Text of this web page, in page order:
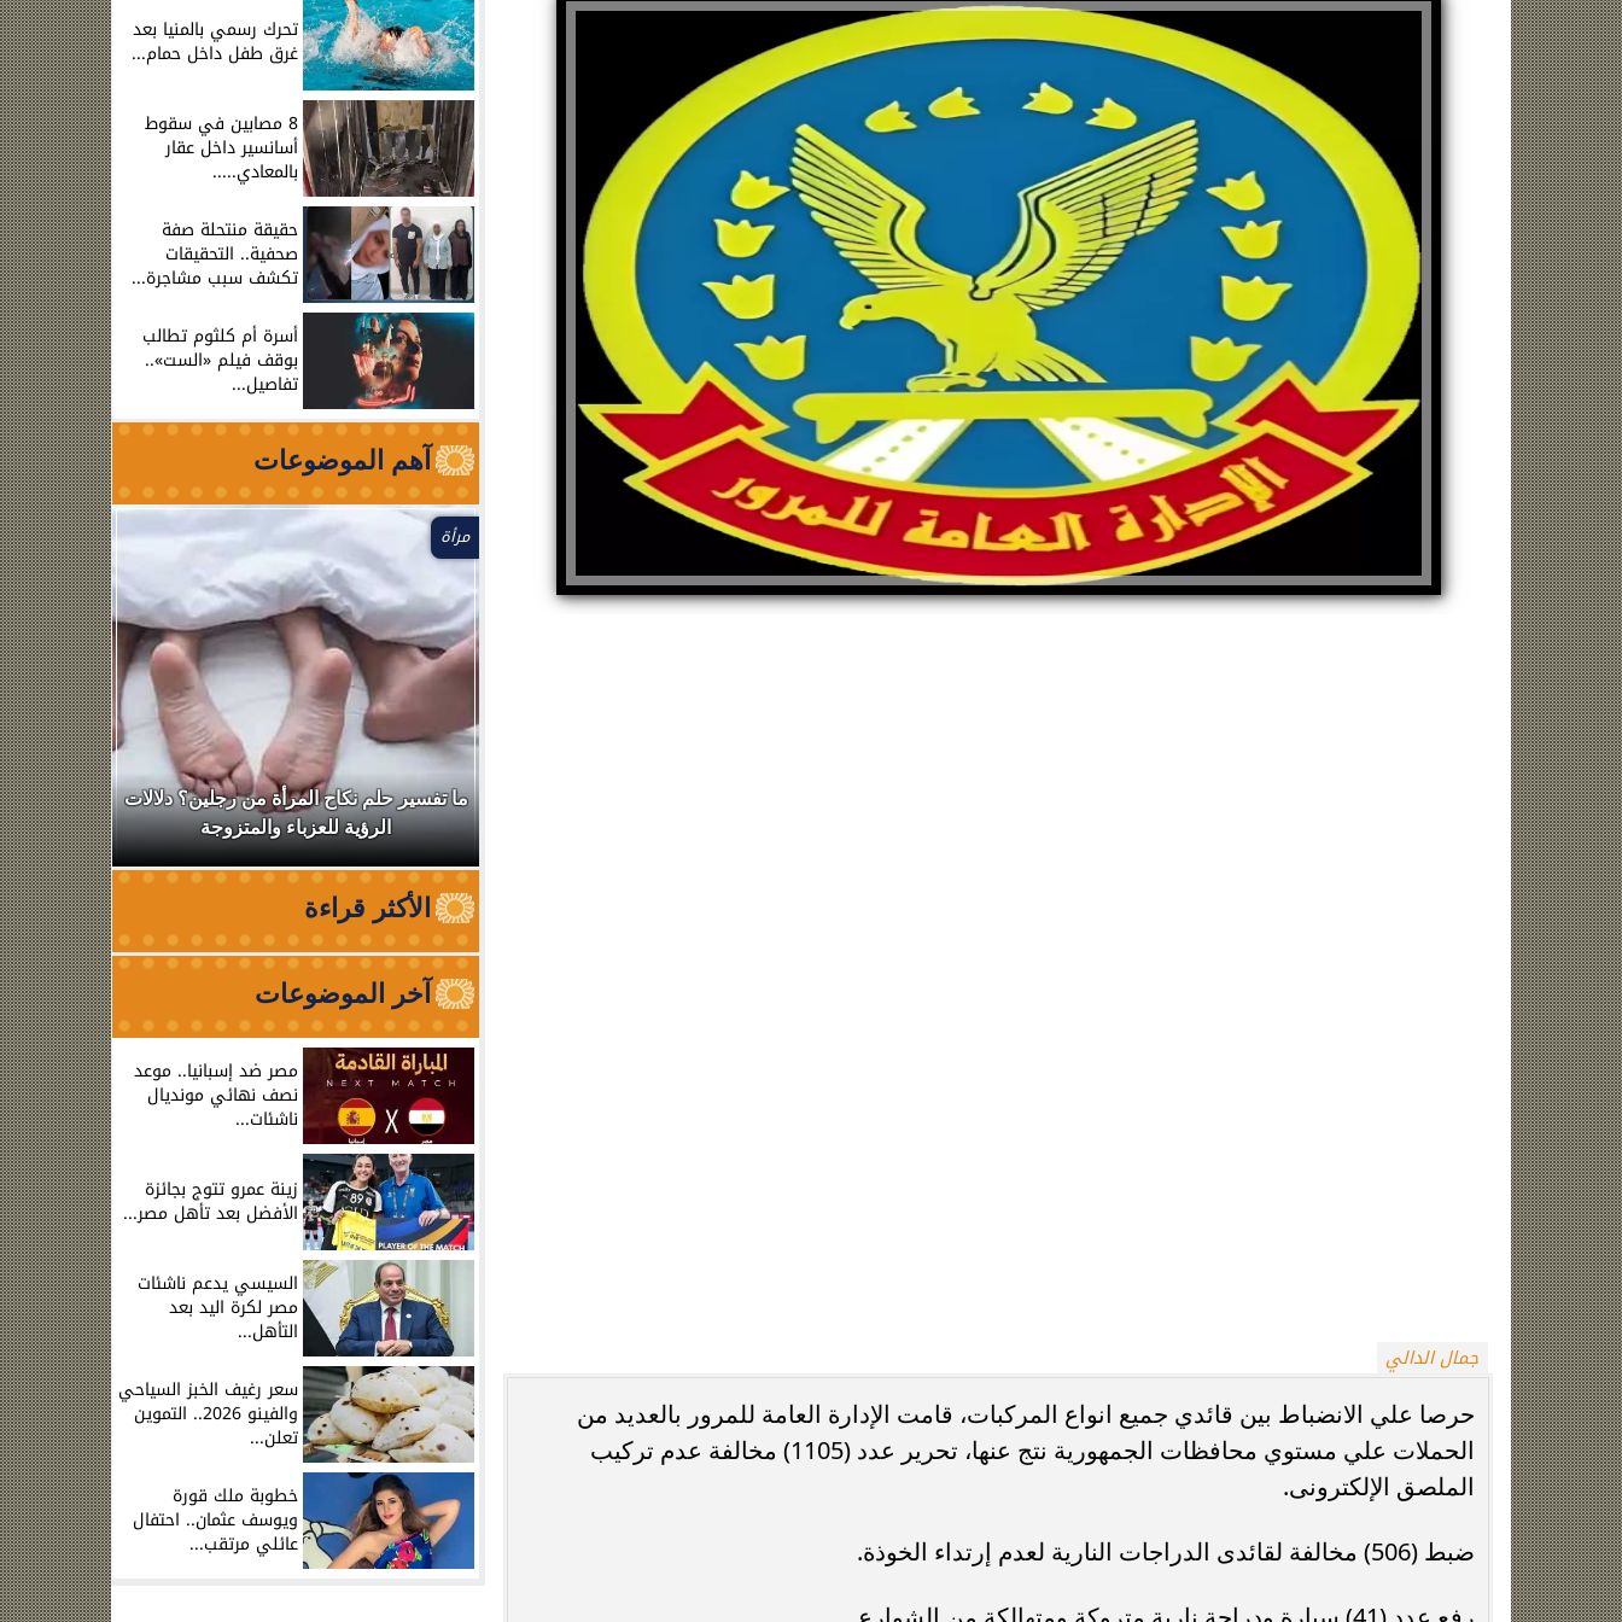
جمال الدالي
حرصا علي الانضباط بين قائدي جميع انواع المركبات، قامت الإدارة العامة للمرور بالعديد من
الحملات علي مستوي محافظات الجمهورية نتج عنها، تحرير عدد (1105) مخالفة عدم تركيب
الملصق الإلكترونى.
ضبط (506) مخالفة لقائدى الدراجات النارية لعدم إرتداء الخوذة.
تحرك رسمي بالمنيا بعد
غرق طفل داخل حمام...
8 مصابين في سقوط
أسانسير داخل عقار
بالمعادي.....
حقيقة منتحلة صفة
صحفية.. التحقيقات
تكشف سبب مشاجرة...
أسرة أم كلثوم تطالب
بوقف فيلم «الست»..
تفاصيل...
آهم الموضوعات
زينة عمرو تتوج بجائزة الأفضل بعد تأهل مصر
التاريخي لنصف نهائي مونديال...
مرأة
ما تفسير حلم نكاح المرأة من رجلين؟ دلالات
الرؤية للعزباء والمتزوجة
نقابة
من
الأكثر قراءة
آخر الموضوعات
مصر ضد إسبانيا.. موعد
نصف نهائي مونديال
ناشئات...
زينة عمرو تتوج بجائزة
الأفضل بعد تأهل مصر...
السيسي يدعم ناشئات
مصر لكرة اليد بعد
التأهل...
سعر رغيف الخبز السياحي
والفينو 2026.. التموين
تعلن...
خطوبة ملك قورة
ويوسف عثمان.. احتفال
عائلي مرتقب...